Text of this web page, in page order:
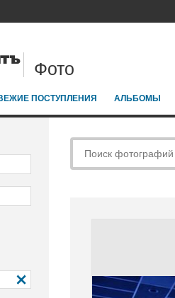
Фото
ПОСТУПЛЕНИЯ АЛЬБОМЫ